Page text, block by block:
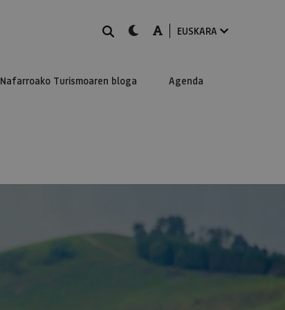
BILATUdark-mode
A-modeEUSKARA
Nafarroako Turismoaren bloga Agenda